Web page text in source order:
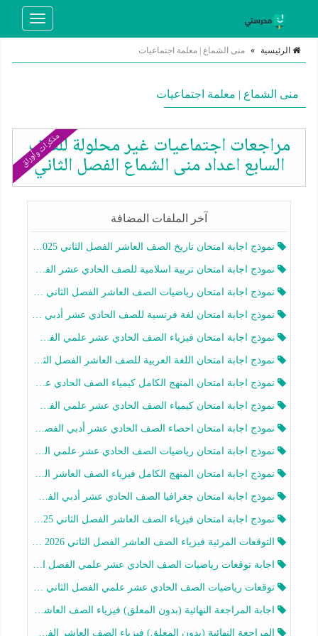
Toggle
الرئيسية » منى الشماع | معلمة اجتماعيات
منى الشماع | معلمة اجتماعيات
مذكرات وأوراق
مراجعات اجتماعيات غير محلولة للصف
السابع اعداد منى الشماع الفصل الثاني
آخر الملفات المضافة
نموذج اجابة امتحان تاريخ الصف العاشر الفصل الثاني 2025-2026
نموذج اجابة امتحان تربية اسلامية للصف الحادي عشر الفصل الثاني 2025-2026
نموذج اجابة امتحان رياضيات الصف العاشر الفصل الثاني 2025-2026
نموذج اجابة امتحان لغة فرنسية للصف الحادي عشر أدبي الفصل الثاني 2025-2026
نموذج اجابة امتحان فيزياء الصف الحادي عشر علمي الفصل الثاني 2025-2026
نموذج اجابة امتحان اللغة العربية للصف العاشر الفصل الثاني 2025-2026
نموذج اجابة امتحان المنهج الكامل كيمياء الصف الحادي عشر علمي الفصل الثاني 2025-2026
نموذج اجابة امتحان كيمياء الصف الحادي عشر علمي الفصل الثاني 2025-2026
نموذج اجابة امتحان احصاء الصف الحادي عشر أدبي الفصل الثاني 2025-2026
نموذج اجابة امتحان رياضيات الصف الحادي عشر علمي الفصل الثاني 2025-2026
نموذج اجابة امتحان المنهج الكامل فيزياء الصف العاشر الفصل الثاني 2025-2026
نموذج اجابة امتحان جغرافيا الصف الحادي عشر أدبي الفصل الثاني 2025-2026
نموذج اجابة امتحان فيزياء الصف العاشر الفصل الثاني 2025-2026
التوقعات المرئية فيزياء الصف العاشر الفصل الثاني 2026 أ هيثم الليثي
اجابة توقعات رياضيات الصف الحادي عشر علمي الفصل الثاني 2025-2026 أ عمرو فايز
توقعات رياضيات الصف الحادي عشر علمي الفصل الثاني 2025-2026 أ عمرو فايز
اجابة المراجعة النهائية (بدون المعلق) فيزياء الصف العاشر الفصل الثاني أ أحمد نبيه
المراجعة النهائية (بدون المعلق) فيزياء الصف العاشر الفصل الثاني أ أحمد نبيه